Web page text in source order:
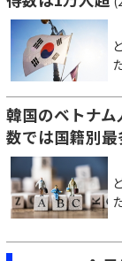
韓国のベトナ
数では国籍別最